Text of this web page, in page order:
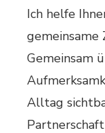
Ich helfe
Gemeinsam
Alltag